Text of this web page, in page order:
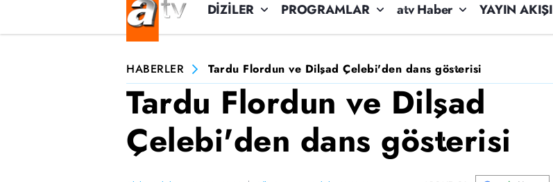
DİZİLER PROGRAMLAR atv Haber YAYIN AKIŞI
HABERLER Tardu Flordun ve Dilşad Çelebi'den dans gösterisi
Tardu Flordun ve Dilşad
Çelebi'den dans gösterisi